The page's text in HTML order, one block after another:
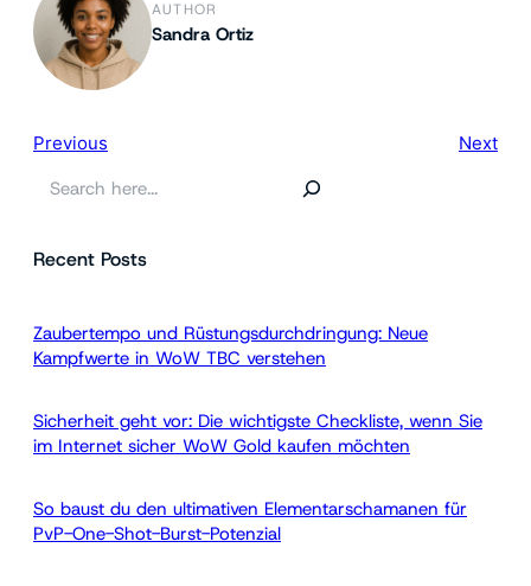
AUTHOR
Sandra Ortiz
Previous
Next
rRecent Posts
Zaubertempo und Rüstungsdurchdringung: Neue
Kampfwerte in WoW TBC verstehen
Sicherheit geht vor: Die wichtigste Checkliste, wenn Sie
im Internet sicher WoW Gold kaufen möchten
So baust du den ultimativen Elementarschamanen für
PvP-One-Shot-Burst-Potenzial